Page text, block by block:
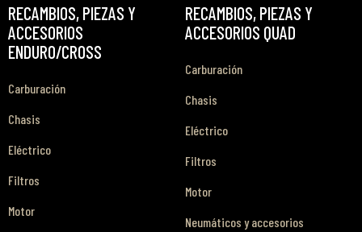
RECAMBIOS, PIEZAS Y
ACCESORIOS
ENDURO/CROSS
Carburación
Chasis
Eléctrico
Filtros
Motor
RECAMBIOS, PIEZAS Y
ACCESORIOS QUAD
Carburación
Chasis
Eléctrico
Filtros
Motor
Neumáticos y accesorios